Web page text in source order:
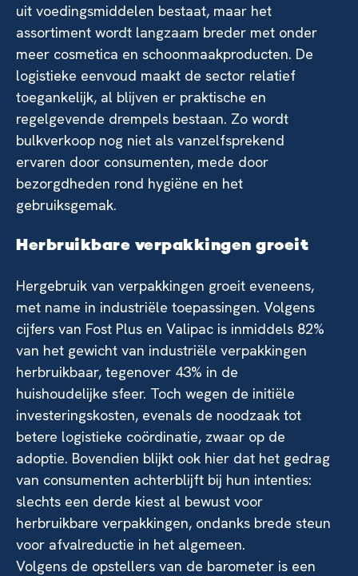
uit voedingsmiddelen bestaat, maar het
assortiment wordt langzaam breder met onder
meer cosmetica en schoonmaakproducten. De
logistieke eenvoud maakt de sector relatief
toegankelijk, al blijven er praktische en
regelgevende drempels bestaan. Zo wordt
bulkverkoop nog niet als vanzelfsprekend
ervaren door consumenten, mede door
bezorgdheden rond hygiëne en het
gebruiksgemak.
Herbruikbare verpakkingen groeit
Hergebruik van verpakkingen groeit eveneens,
met name in industriële toepassingen. Volgens
cijfers van Fost Plus en Valipac is inmiddels 82%
van het gewicht van industriële verpakkingen
herbruikbaar, tegenover 43% in de
huishoudelijke sfeer. Toch wegen de initiële
investeringskosten, evenals de noodzaak tot
betere logistieke coördinatie, zwaar op de
adoptie. Bovendien blijkt ook hier dat het gedrag
van consumenten achterblijft bij hun intenties:
slechts een derde kiest al bewust voor
herbruikbare verpakkingen, ondanks brede steun
voor afvalreductie in het algemeen.
Volgens de opstellers van de barometer is een